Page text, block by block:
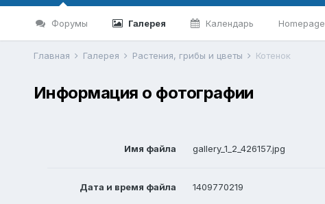
Форумы Галерея Календарь Homepage
Главная Галерея Растения, грибы и цветы Котенок
Информация о фотографии
Имя файла gallery_1_2_426157.jpg
Дата и время файла 1409770219